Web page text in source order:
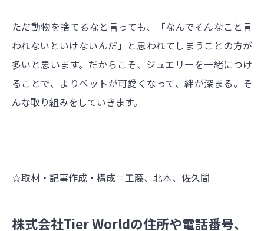
ただ動物を捨てるなと言っても、「なんでそんなこと言
われないといけないんだ」と思われてしまうことの方が
多いと思います。だからこそ、ジュエリーを一緒につけ
ることで、よりペットが可愛くなって、絆が深まる。そ
んな取り組みをしていきます。
☆取材・記事作成・構成＝工藤、北本、佐久間
株式会社Tier Worldの住所や電話番号、